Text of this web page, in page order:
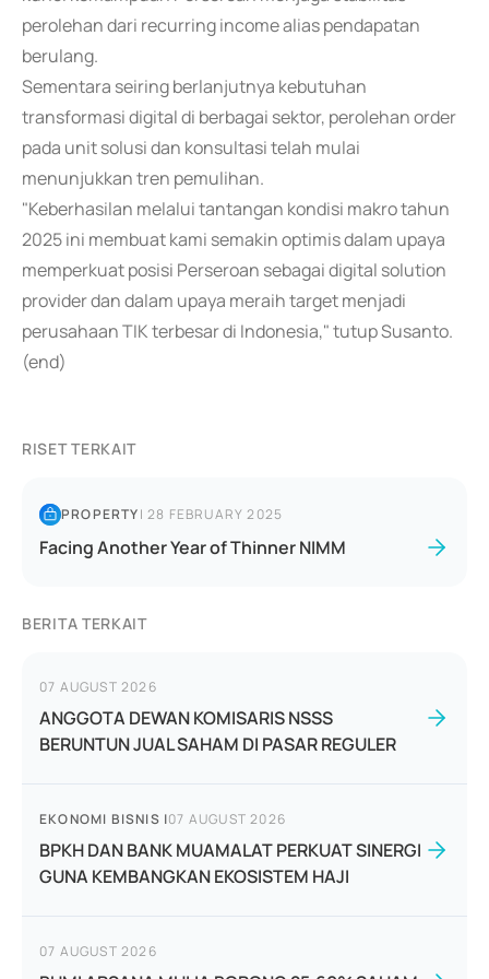
perolehan dari recurring income alias pendapatan
berulang.
Sementara seiring berlanjutnya kebutuhan
transformasi digital di berbagai sektor, perolehan order
pada unit solusi dan konsultasi telah mulai
menunjukkan tren pemulihan.
"Keberhasilan melalui tantangan kondisi makro tahun
2025 ini membuat kami semakin optimis dalam upaya
memperkuat posisi Perseroan sebagai digital solution
provider dan dalam upaya meraih target menjadi
perusahaan TIK terbesar di Indonesia," tutup Susanto.
(end)
RISET TERKAIT
PROPERTY|28 FEBRUARY 2025
Facing Another Year of Thinner NIMM
BERITA TERKAIT
07 AUGUST 2026
ANGGOTA DEWAN KOMISARIS NSSS
BERUNTUN JUAL SAHAM DI PASAR REGULER
EKONOMI BISNIS |07 AUGUST 2026
BPKH DAN BANK MUAMALAT PERKUAT SINERGI
GUNA KEMBANGKAN EKOSISTEM HAJI
07 AUGUST 2026